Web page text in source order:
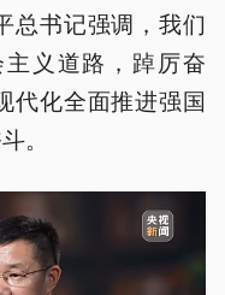
总书记强调，我们
义道路，踔厉奋
代化全面推进强国
。